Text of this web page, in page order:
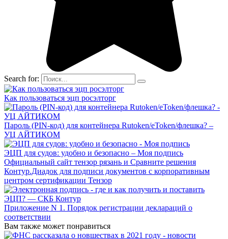
Search for:
Как пользоваться эцп росэлторг
Пароль (PIN-код) для контейнера Rutoken/eToken/флешка? –
УЦ АЙТИКОМ
ЭЦП для судов: удобно и безопасно – Моя подпись
Официальный сайт тензор рязань и Сравните решения
Контур.Диадок для подписи документов с корпоративным
центром сертификации Тензор
Приложение N 1. Порядок регистрации деклараций о
соответствии
Вам также может понравиться